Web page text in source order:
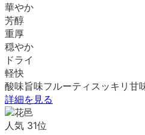
華やか
芳醇
重厚
穏やか
ドライ
軽快
酸味旨味フルーティ スッキリ 甘
詳細を見る
人気 31位